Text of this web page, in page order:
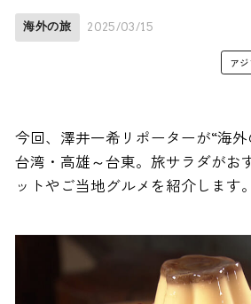
海外の旅 2025/03/15
アジ
今回、澤井一希リポーターが“海
台湾・高雄～台東。旅サラダがお
ットやご当地グルメを紹介します。